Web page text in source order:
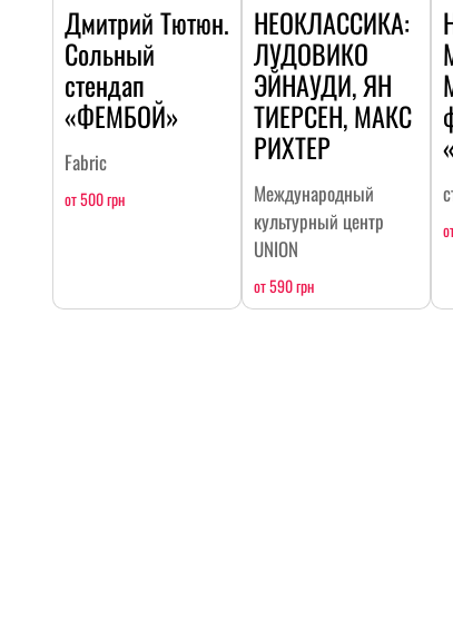
Дмитрий Тютюн.
Сольный
стендап
«ФЕМБОЙ»
Fabric
от 500 грн
НЕОКЛАССИКА:
ЛУДОВИКО
ЭЙНАУДИ, ЯН
ТИЕРСЕН, МАКС
РИХТЕР
Международный
культурный центр
UNION
от 590 грн